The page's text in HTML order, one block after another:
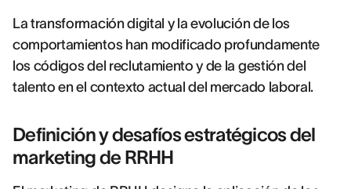
La transformación digital y la evolución de los
comportamientos han modificado profundamente
los códigos del reclutamiento y de la gestión del
talento en el contexto actual del mercado laboral.
Definición y desafíos estratégicos del
marketing de RRHH